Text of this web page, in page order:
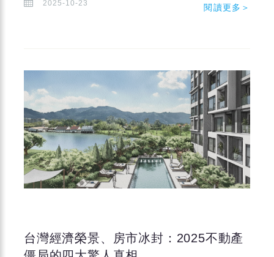
2025-10-23 閱讀更多＞
台灣經濟榮景、房市冰封：2025不動產